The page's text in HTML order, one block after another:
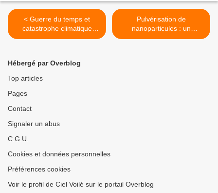
< Guerre du temps et
catastrophe climatique
destructrice
Pulvérisation de
nanoparticules : un
technicien allemand
Hébergé par Overblog
Top articles
Pages
Contact
Signaler un abus
C.G.U.
Cookies et données personnelles
Préférences cookies
Voir le profil de Ciel Voilé sur le portail Overblog